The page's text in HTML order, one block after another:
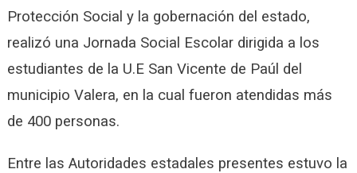
Protección Social y la gobernación del estado,
realizó una Jornada Social Escolar dirigida a los
estudiantes de la U.E San Vicente de Paúl del
municipio Valera, en la cual fueron atendidas más
de 400 personas.
Entre las Autoridades estadales presentes estuvo la